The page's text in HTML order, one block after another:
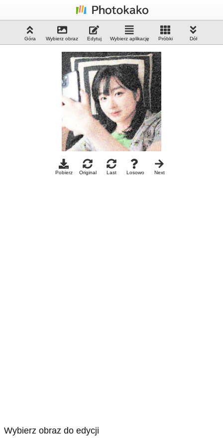
Góra Wybierz obraz Edytuj Wybierz aplikację Próbki Dół
Pobierz Original Last Losowo Next
Wybierz obraz do edycji